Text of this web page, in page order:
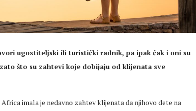
ugostiteljski ili turistički radnik, pa ipak čak i oni su
što su zahtevi koje dobijaju od klijenata sve
imala je nedavno zahtev klijenata da njihovo dete na